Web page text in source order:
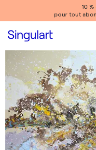
10
pour tout